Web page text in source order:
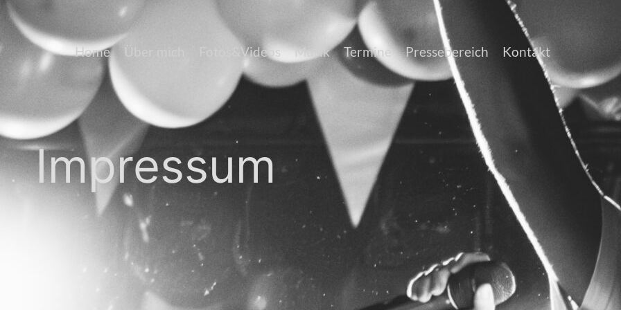
Home Fotos&Videos Musik Termine Pressebereich Kontakt
Impressum